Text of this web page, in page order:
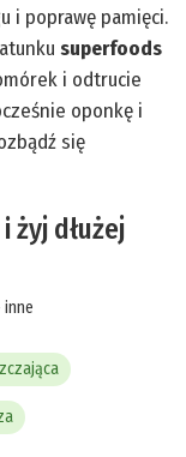
i poprawę pamięci.
superfoods
i odtrucie
oponkę i
się
żyj dłużej